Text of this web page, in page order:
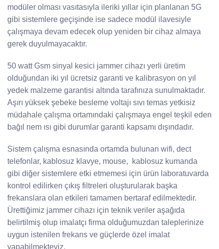
modüler olması vasıtasıyla ileriki yıllar için planlanan 5G
gibi sistemlere geçişinde ise sadece modül ilavesiyle
çalışmaya devam edecek olup yeniden bir cihaz almaya
gerek duyulmayacaktır.
50 watt Gsm sinyal kesici jammer cihazı yerli üretim
olduğundan iki yıl ücretsiz garanti ve kalibrasyon on yıl
yedek malzeme garantisi altında tarafınıza sunulmaktadır.
Aşırı yüksek şebeke besleme voltajı sıvı temas yetkisiz
müdahale çalışma ortamındaki çalışmaya engel teşkil eden
bağıl nem ısı gibi durumlar garanti kapsamı dışındadır.
Sistem çalışma esnasında ortamda bulunan wifi, dect
telefonlar, kablosuz klavye, mouse, kablosuz kumanda
gibi diğer sistemlere etki etmemesi için ürün laboratuvarda
kontrol edilirken çıkış filtreleri oluşturularak başka
frekanslara olan etkileri tamamen bertaraf edilmektedir.
Ürettiğimiz jammer cihazı için teknik veriler aşağıda
belirtilmiş olup imalatçı firma olduğumuzdan taleplerinize
uygun istenilen frekans ve güçlerde özel imalat
yapabilmekteyiz.